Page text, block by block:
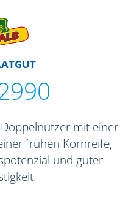
mit einer
frühen Kornreife,
und guter